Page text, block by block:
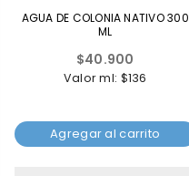
AGUA DE COLONIA NATIVO 300
ML
Precio
habitual
$40.900
Valor ml: $136
Agregar al carrito